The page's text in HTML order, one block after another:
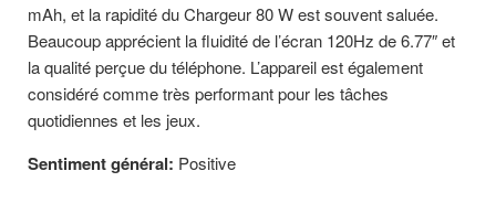
mAh, et la rapidité du Chargeur 80 W est souvent saluée.
Beaucoup apprécient la fluidité de l’écran 120Hz de 6.77″ et
la qualité perçue du téléphone. L’appareil est également
considéré comme très performant pour les tâches
quotidiennes et les jeux.
Sentiment général: Positive